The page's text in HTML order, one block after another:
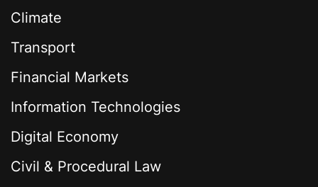
Climate
Transport
Financial Markets
Information Technologies
Digital Economy
Civil & Procedural Law